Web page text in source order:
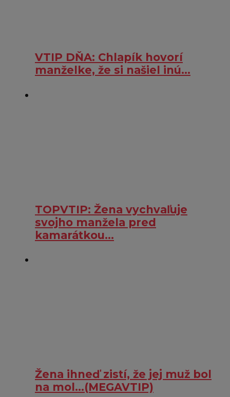
VTIP DŇA: Chlapík hovorí
manželke, že si našiel inú…
TOPVTIP: Žena vychvaľuje
svojho manžela pred
kamarátkou…
Žena ihneď zistí, že jej muž bol
na mol…(MEGAVTIP)